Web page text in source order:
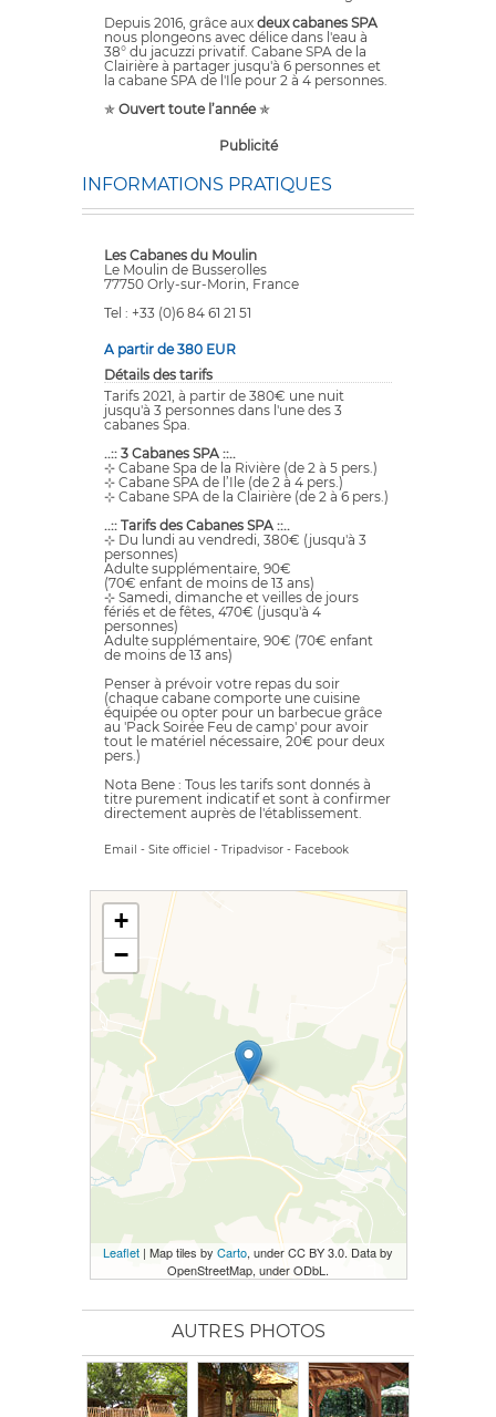
Depuis 2016, grâce aux deux cabanes SPA
nous plongeons avec délice dans l'eau à
38° du jacuzzi privatif. Cabane SPA de la
Clairière à partager jusqu'à 6 personnes et
la cabane SPA de l'Ile pour 2 à 4 personnes.
✯ Ouvert toute l’année✯
Publicité
INFORMATIONS PRATIQUES
Les Cabanes du Moulin
Le Moulin de Busserolles
77750 Orly-sur-Morin, France
Tel : +33 (0)6 84 61 21 51
A partir de 380 EUR
Détails des tarifs
Tarifs 2021, à partir de 380€ une nuit
jusqu'à 3 personnes dans l'une des 3
cabanes Spa.
..:: 3 Cabanes SPA ::..
⊹ Cabane Spa de la Rivière (de 2 à 5 pers.)
⊹ Cabane SPA de l’Ile (de 2 à 4 pers.)
⊹ Cabane SPA de la Clairière (de 2 à 6 pers.)
..:: Tarifs des Cabanes SPA ::..
⊹ Du lundi au vendredi, 380€ (jusqu'à 3
personnes)
Adulte supplémentaire, 90€
(70€ enfant de moins de 13 ans)
⊹ Samedi, dimanche et veilles de jours
fériés et de fêtes, 470€ (jusqu'à 4
personnes)
Adulte supplémentaire, 90€ (70€ enfant
de moins de 13 ans)
Penser à prévoir votre repas du soir
(chaque cabane comporte une cuisine
équipée ou opter pour un barbecue grâce
au 'Pack Soirée Feu de camp' pour avoir
tout le matériel nécessaire, 20€ pour deux
pers.)
Nota Bene : Tous les tarifs sont donnés à
titre purement indicatif et sont à confirmer
directement auprès de l'établissement.
Email - Site officiel - Tripadvisor - Facebook
+
−
Leaflet | Map tiles by Carto, under CC BY 3.0. Data by
OpenStreetMap, under ODbL.
AUTRES PHOTOS